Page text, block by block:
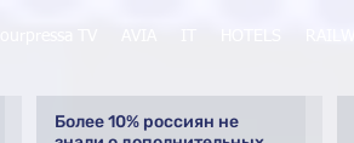
Более 10% россиян не